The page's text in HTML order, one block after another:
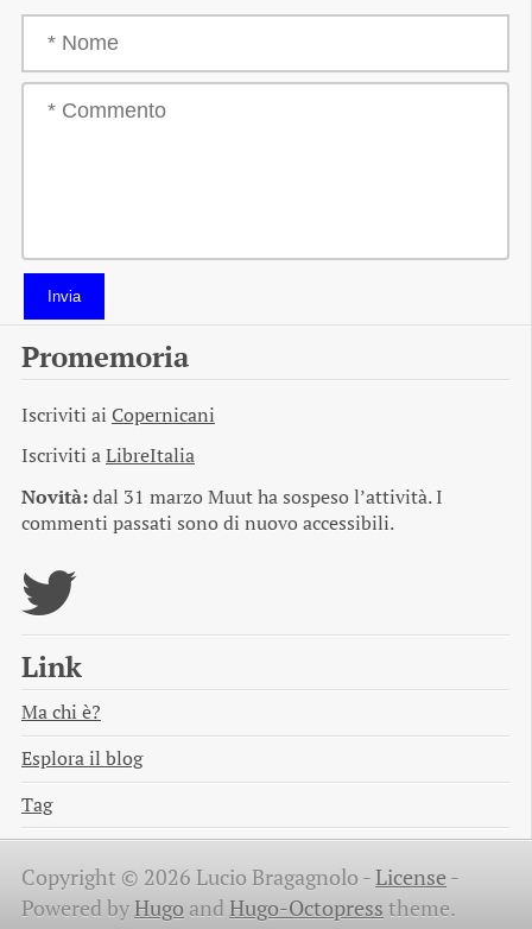
Invia
Promemoria
Iscriviti ai Copernicani
Iscriviti aLibreItalia
Novità:dal 31 marzo Muut ha sospeso l’attività. I
commenti passati sono di nuovo accessibili.
Link
Ma chi è?
Esplora il blog
Tag
Copyright © 2026 Lucio Bragagnolo -License -
Powered byHugo and Hugo-Octopress theme.